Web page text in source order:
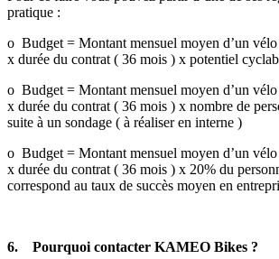
pratique :
o Budget = Montant mensuel moyen d’un
x durée du contrat ( 36 mois ) x potentiel
o Budget = Montant mensuel moyen d’un
x durée du contrat ( 36 mois ) x nombre de
suite à un sondage ( à réaliser en interne )
o Budget = Montant mensuel moyen d’un
x durée du contrat ( 36 mois ) x 20% du
correspond au taux de succès moyen en
6. Pourquoi contacter KAMEO Bikes ?